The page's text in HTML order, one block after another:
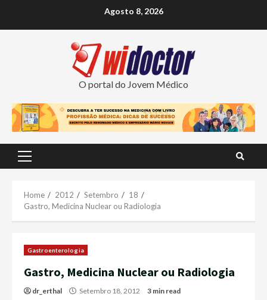
Agosto 8, 2026
O portal do Jovem Médico
Primary
Home 2012 Setembro
18
Gastro, Medicina Nuclear ou Radiologia
Gastroenterologia
Gastro, Medicina Nuclear ou Radiologia
dr_erthal Setembro 18, 2012 3 min read